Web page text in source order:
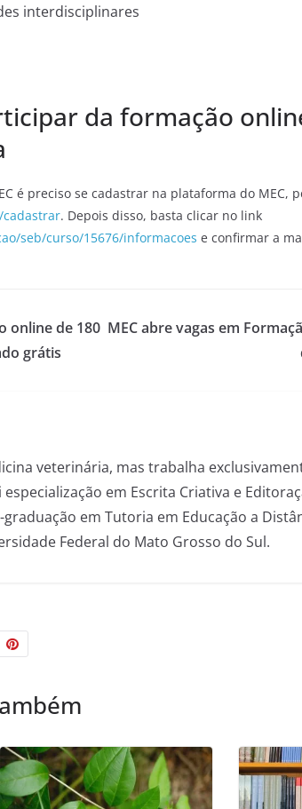
interdisciplinares
da formação
é preciso se cadastrar na plataforma do MEC,
. Depois disso, basta clicar no link
seb/curso/15676/informacoes e confirmar a
online de 180
grátis
MEC abre vagas em
veterinária, mas trabalha
especialização em Escrita Criativa e
em Tutoria em Educação a
Federal do Mato Grosso do Sul.